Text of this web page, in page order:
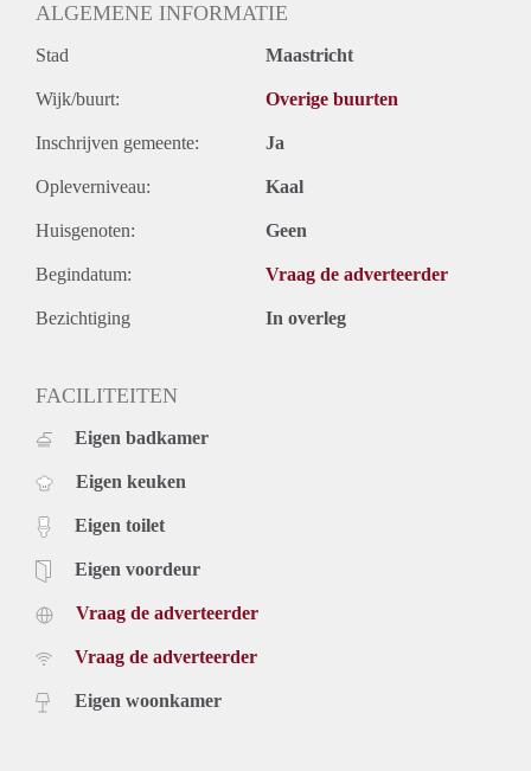
ALGEMENE INFORMATIE
Stad Maastricht
Wijk/buurt: Overige buurten
Inschrijven gemeente: Ja
Opleverniveau: Kaal
Huisgenoten: Geen
Begindatum: Vraag de adverteerder
Bezichtiging In overleg
FACILITEITEN
Eigen badkamer
Eigen keuken
Eigen toilet
Eigen voordeur
Vraag de adverteerder
Vraag de adverteerder
Eigen woonkamer